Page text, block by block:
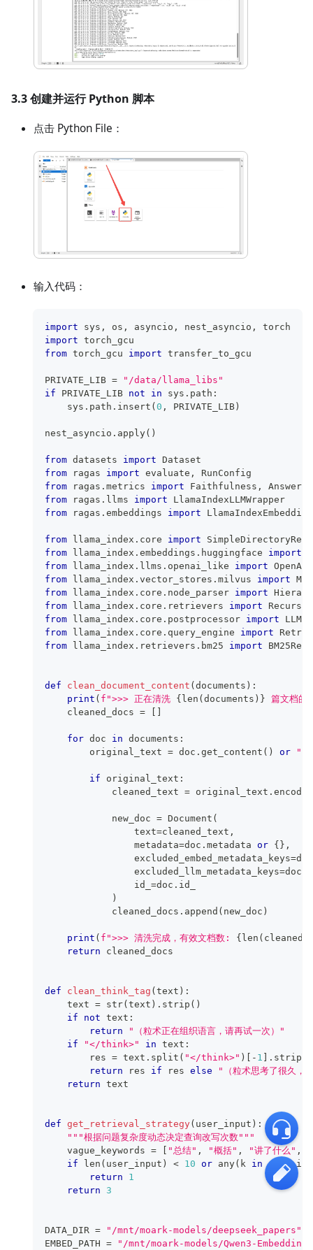
3.3 创建并运行 Python 脚本
点击 Python File：
输入代码：
import sys , os , asyncio , nest_asyncio ,
torch
import torch_gcu
from torch_gcu import transfer_to_gcu
PRIVATE_LIB =
"/data/llama_libs"
if PRIVATE_LIB not in sys . path :
    sys
. path . insert (0 , PRIVATE_LIB)
nest_asyncio . apply( )
from datasets import Dataset
from ragas import evaluate ,
RunConfig
from ragas . metrics import Faithfulness ,
from ragas . llms import LlamaIndexLLMWrapper
from ragas . embeddings import
from llama_index . core import
from llama_index . embeddings . huggingface import
from llama_index . llms . openai_like import
from llama_index . vector_stores . milvus import
from llama_index . core . node_parser import
from llama_index . core . retrievers import
from llama_index . core . postprocessor import
from llama_index . core . query_engine import
from llama_index . retrievers . bm25 import
def clean_document_content (documents ) :
print ( f">>> 正在清洗 {len (documents ) } 篇文档
    cleaned_docs
= [ ]
for doc in documents :
        original_text
= doc . get_content ( ) or ""
if original_text :
            cleaned_text
= original_text . encode
            new_doc
= Document (
                text
=cleaned_text ,
                metadata
=doc . metadata or {} ,
                excluded_embed_metadata_keys
=doc
                excluded_llm_metadata_keys
=doc
                id_
=doc . id_
)
            cleaned_docs
. append ( new_doc )
print ( f">>> 清洗完成，有效文档数: {len (
return cleaned_docs
def clean_think_tag (text ) :
    text
= str(text ) . strip ( )
if
not text :
return
"（粒术正在组织语言，请再试一次）"
if
"</think>" in text :
        res
= text . split ( "</think>" ) [ - 1 ] . strip
return res if res else
"（粒术思考了很久，
return text
def get_retrieval_strategy( user_input ) :
"""根据问题复杂度动态决定查询改写次数"""
    vague_keywords
= [ "总结" , "概括" , "讲了什么" ,
if
len ( user_input ) < 10 or any( k in
return
1
return
3
DATA_DIR =
"/mnt/moark-models/deepseek_papers"
EMBED_PATH = "/mnt/moark-models/Qwen3-